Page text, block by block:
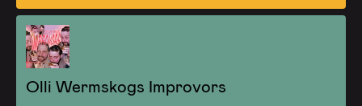
Olli Wermskogs Improvors